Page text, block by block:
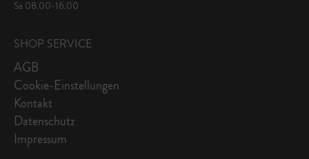
Sa 08.00-16.00
SHOP SERVICE
AGB
Cookie-Einstellungen
Kontakt
Datenschutz
Impressum